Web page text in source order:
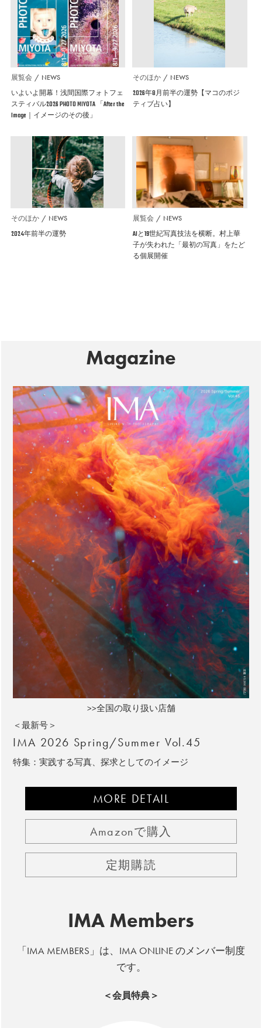
展覧会 NEWS
いよいよ開幕！浅間国際フォトフェ
スティバル2026 PHOTO MIYOTA 「After the
Image｜イメージのその後」
そのほか NEWS
2026年8月前半の運勢【マコのポジ
ティブ占い】
そのほか NEWS
2024年前半の運勢
展覧会 NEWS
AIと19世紀写真技法を横断。村上華
子が失われた「最初の写真」をたど
る個展開催
Magazine
>>全国の取り扱い店舗
＜最新号＞
IMA 2026 Spring/Summer Vol.45
特集：実践する写真、探求としてのイメージ
MORE DETAIL
Amazonで購入
定期購読
IMA Members
「IMA MEMBERS」は、IMA ONLINE のメンバー制度
です。
＜会員特典＞